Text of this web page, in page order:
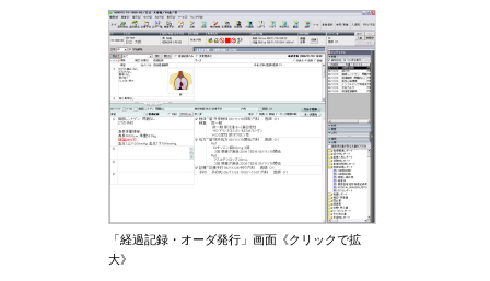
「経過記録・オーダ発行」画面《クリックで拡
大》